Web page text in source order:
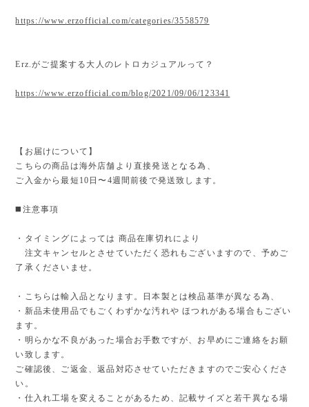
https://www.erzofficial.com/categories/3558579
Erz.がご提案する大人のレトロカジュアルって？
https://www.erzofficial.com/blog/2021/09/06/123341
【お届けについて】
こちらの商品は海外店舗より直接発送となる為、
ご入金から最短10日〜4週間前後で発送致します。
◼️注意事項
・タイミングによっては 商品在庫切れにより
注文キャンセルとさせていただく恐れもございますので、予めご
了承くださいませ。
・こちらは輸入品となります。日本製とは検品基準が異なる為、
・新品未使用品でもごくわずかな汚れや ほつれがある場合もござい
ます。
・明らかな不良があった場合お手数ですが、お早めにご連絡をお願
い致します。
ご確認後、ご返金、返品対応させていただきますのでご安心くださ
い。
・仕入れ工場を変えることがあるため、記載サイズと若干異なる場